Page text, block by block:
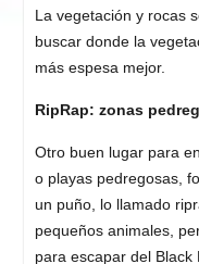
La vegetación y rocas
buscar donde la
más espesa mejor.
RipRap: zonas
Otro buen lugar para
o playas pedregosas,
un puño, lo llamado
pequeños animales,
para escapar del Black